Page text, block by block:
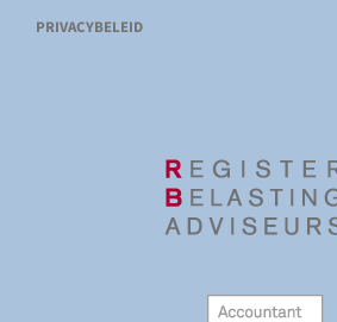
PRIVACYBELEID